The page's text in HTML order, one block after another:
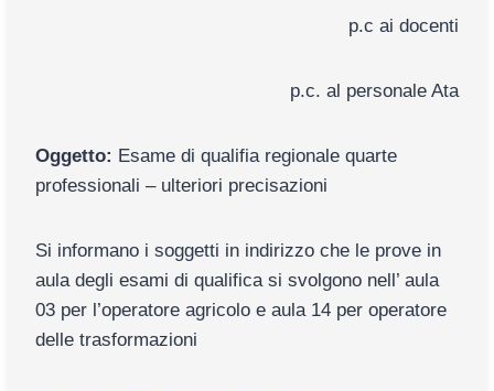
p.c ai docenti
p.c. al personale Ata
Oggetto: Esame di qualifia regionale quarte
professionali – ulteriori precisazioni
Si informano i soggetti in indirizzo che le prove in
aula degli esami di qualifica si svolgono nell’ aula
03 per l’operatore agricolo e aula 14 per operatore
delle trasformazioni